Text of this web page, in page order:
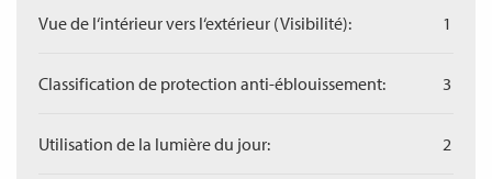
Vue de l‘intérieur vers l‘extérieur (Visibilité): 1
Classification de protection anti-éblouissement: 3
Utilisation de la lumière du jour: 2